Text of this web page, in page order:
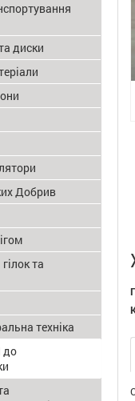
диски
Добрив
та
техніка